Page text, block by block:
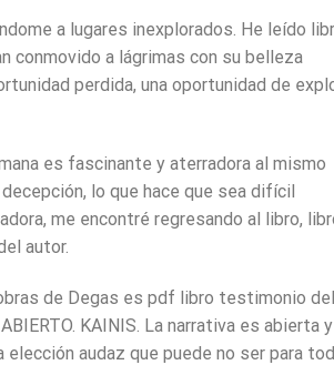
a lugares inexplorados. He leído
conmovido a lágrimas con su belleza
perdida, una oportunidad de
es fascinante y aterradora al mismo
lo que hace que sea difícil
me encontré regresando al libro,
autor.
de Degas es pdf libro testimonio del
KAINIS. La narrativa es abierta y
audaz que puede no ser para